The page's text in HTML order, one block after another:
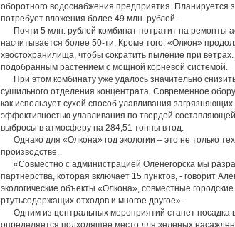
оборотного водоснабжения предприятия. Планируется
потребует вложения более 49 млн. рублей.
Почти 5 млн. рублей комбинат потратит на ремонты
насчитывается более 50-ти. Кроме того, «Олкон»
хвостохранилища, чтобы сократить пыление при
подобранным растением с мощной корневой системой.
При этом комбинату уже удалось значительно
сушильного отделения концентрата. Современное
как использует сухой способ улавливания
эффективностью улавливания по твердой
выбросы в атмосферу на 284,51 тонны в год.
Однако для «Олкона» год экологии – это не только
производстве.
«Совместно с администрацией Оленегорска мы
партнерства, которая включает 15 пунктов, - говорит
экологические объекты «Олкона», совместные
ртутьсодержащих отходов и многое другое».
Одним из центральных мероприятий станет посадка
определяется подходящее место для зеленых